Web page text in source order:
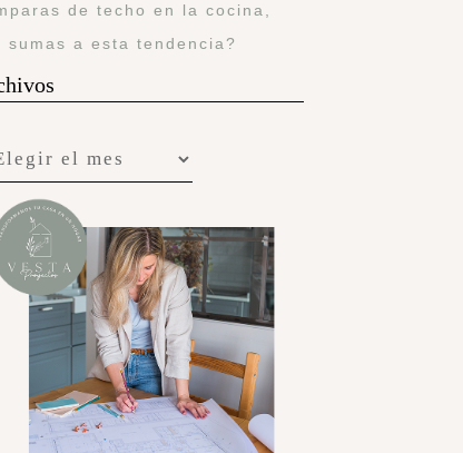
de techo en la cocina,
sumas a esta tendencia?